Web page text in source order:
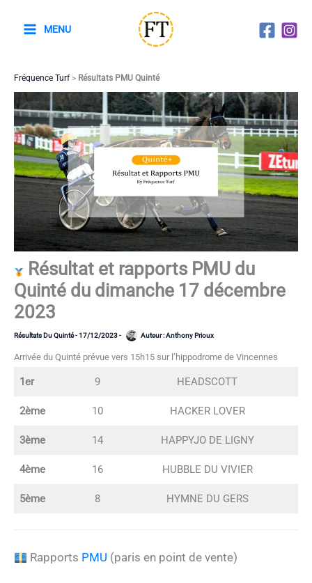
MENU
Fréquence Turf> Résultats PMU Quinté
Résultat et rapports PMU du
Quinté du dimanche 17 décembre
2023
Résultats Du Quinté-17/12/2023- Auteur :Anthony Prioux
Arrivée du Quinté prévue vers 15h15 sur l’hippodrome de Vincennes
1er 9 HEADSCOTT
2ème 10 HACKER LOVER
3ème 14 HAPPYJO DE LIGNY
4ème 16 HUBBLE DU VIVIER
5ème 8 HYMNE DU GERS
Rapports PMU (paris en point de vente)